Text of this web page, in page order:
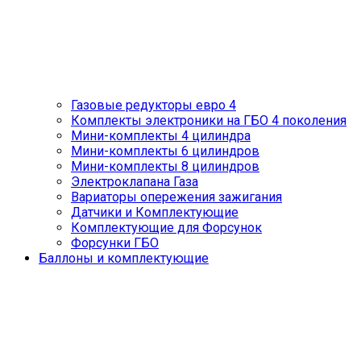
Газовые редукторы евро 4
Комплекты электроники на ГБО 4 поколения
Мини-комплекты 4 цилиндра
Мини-комплекты 6 цилиндров
Мини-комплекты 8 цилиндров
Электроклапана Газа
Вариаторы опережения зажигания
Датчики и Комплектующие
Комплектующие для Форсунок
Форсунки ГБО
Баллоны и комплектующие